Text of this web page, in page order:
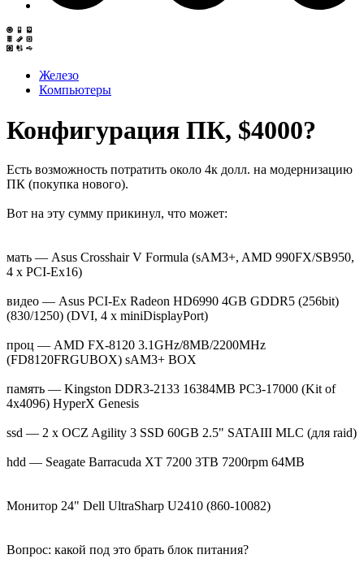
Железо
Компьютеры
Конфигурация ПК, $4000?
Есть возможность потратить около 4к долл. на модернизацию
ПК (покупка нового).
Вот на эту сумму прикинул, что может:
мать — Asus Crosshair V Formula (sAM3+, AMD 990FX/SB950,
4 x PCI-Ex16)
видео — Asus PCI-Ex Radeon HD6990 4GB GDDR5 (256bit)
(830/1250) (DVI, 4 x miniDisplayPort)
проц — AMD FX-8120 3.1GHz/8MB/2200MHz
(FD8120FRGUBOX) sAM3+ BOX
память — Kingston DDR3-2133 16384MB PC3-17000 (Kit of
4x4096) HyperX Genesis
ssd — 2 х OCZ Agility 3 SSD 60GB 2.5" SATAIII MLC (для raid)
hdd — Seagate Barracuda XT 7200 3TB 7200rpm 64MB
Монитор 24" Dell UltraSharp U2410 (860-10082)
Вопрос: какой под это брать блок питания?